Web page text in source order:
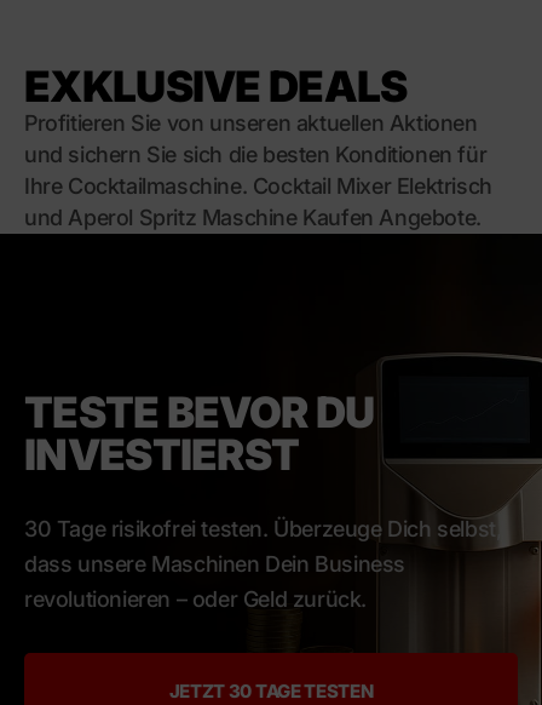
EXKLUSIVE DEALS
Profitieren Sie von unseren aktuellen Aktionen
und sichern Sie sich die besten Konditionen für
Ihre Cocktailmaschine. Cocktail Mixer Elektrisch
und Aperol Spritz Maschine Kaufen Angebote.
TESTE BEVOR DU
INVESTIERST
30 Tage risikofrei testen. Überzeuge Dich selbst,
dass unsere Maschinen Dein Business
revolutionieren – oder Geld zurück.
JETZT 30 TAGE TESTEN